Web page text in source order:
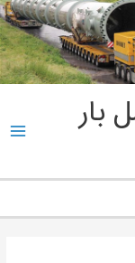
بار